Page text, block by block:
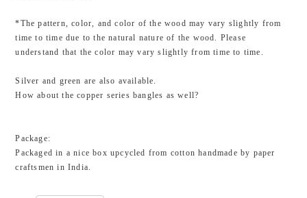
*The pattern, color, and color of the wood may vary slightly from
time to time due to the natural nature of the wood. Please
understand that the color may vary slightly from time to time.
Silver and green are also available.
How about the copper series bangles as well?
Package:
Packaged in a nice box upcycled from cotton handmade by paper
craftsmen in India.